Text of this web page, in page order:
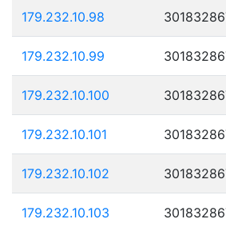
179.232.10.98
179.232.10.99
179.232.10.100
179.232.10.101
179.232.10.102
179.232.10.103